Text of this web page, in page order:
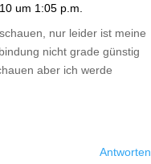
um 1:05 p.m.
nur leider ist meine
nicht grade günstig
aber ich werde
Antworten